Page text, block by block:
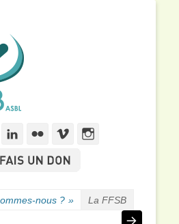
des Sourds de Belgique
FacebookLinkedln
Flickr Vimeo
nous ? » La FFSB